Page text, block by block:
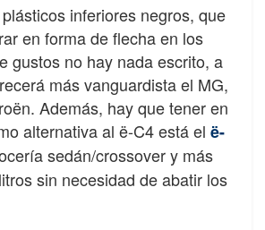
inferiores negros, que
en forma de flecha en los
gustos no hay nada escrito, a
más vanguardista el MG,
Además, hay que tener en
alternativa al ë-C4 está el ë-
sedán/crossover y más
sin necesidad de abatir los